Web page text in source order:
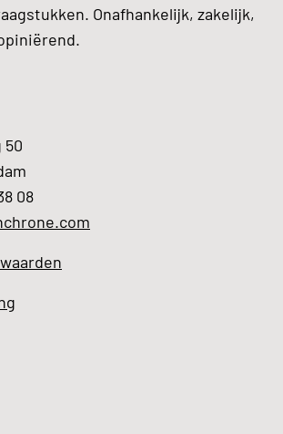
Onafhankelijk, zakelijk,
50
08